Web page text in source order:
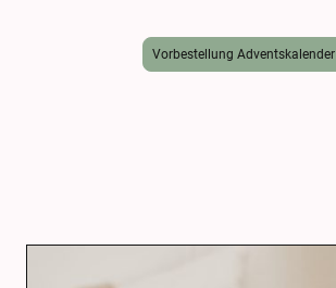
Vorbestellung Adventskalender